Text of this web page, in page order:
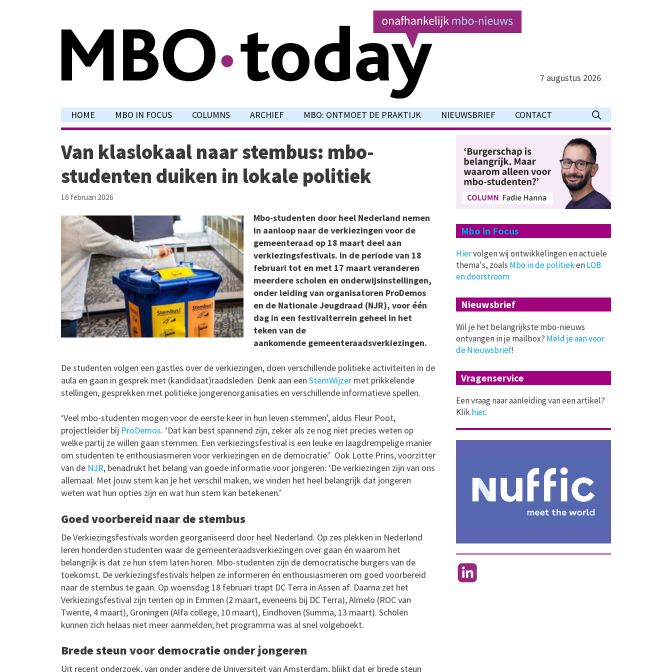
7 augustus 2026
HOME MBO IN FOCUS COLUMNS ARCHIEF MBO: ONTMOET DE PRAKTIJK NIEUWSBRIEF CONTACT
Van klaslokaal naar stembus: mbo-
studenten duiken in lokale politiek
16 februari 2026
Mbo-studenten door heel Nederland nemen
in aanloop naar de verkiezingen voor de
gemeenteraad op 18 maart deel aan
verkiezingsfestivals. In de periode van 18
februari tot en met 17 maart veranderen
meerdere scholen en onderwijsinstellingen,
onder leiding van organisatoren ProDemos
en de Nationale Jeugdraad (NJR), voor één
dag in een festivalterrein geheel in het
teken van de
aankomende gemeenteraadsverkiezingen.
De studenten volgen een gastles over de verkiezingen, doen verschillende politieke activiteiten in de
aula en gaan in gesprek met (kandidaat)raadsleden. Denk aan een StemWijzer met prikkelende
stellingen, gesprekken met politieke jongerenorganisaties en verschillende informatieve spellen.
‘Veel mbo-studenten mogen voor de eerste keer in hun leven stemmen’, aldus Fleur Poot,
projectleider bij ProDemos. ‘Dat kan best spannend zijn, zeker als ze nog niet precies weten op
welke partij ze willen gaan stemmen. Een verkiezingsfestival is een leuke en laagdrempelige manier
om studenten te enthousiasmeren voor verkiezingen en de democratie.’ Ook Lotte Prins, voorzitter
van de NJR, benadrukt het belang van goede informatie voor jongeren: ‘De verkiezingen zijn van ons
allemaal. Met jouw stem kan je het verschil maken, we vinden het heel belangrijk dat jongeren
weten wat hun opties zijn en wat hun stem kan betekenen.’
Goed voorbereid naar de stembus
De Verkiezingsfestivals worden georganiseerd door heel Nederland. Op zes plekken in Nederland
leren honderden studenten waar de gemeenteraadsverkiezingen over gaan én waarom het
belangrijk is dat ze hun stem laten horen. Mbo-studenten zijn de democratische burgers van de
toekomst. De verkiezingsfestivals helpen ze informeren én enthousiasmeren om goed voorbereid
naar de stembus te gaan. Op woensdag 18 februari trapt DC Terra in Assen af. Daarna zet het
Verkiezingsfestival zijn tenten op in Emmen (2 maart, eveneens bij DC Terra), Almelo (ROC van
Twente, 4 maart), Groningen (Alfa college, 10 maart), Eindhoven (Summa, 13 maart). Scholen
kunnen zich helaas niet meer aanmelden; het programma was al snel volgeboekt.
Brede steun voor democratie onder jongeren
Uit recent onderzoek, van onder andere de Universiteit van Amsterdam, blijkt dat er brede steun
Mbo in Focus
Hiervolgen wij ontwikkelingen en actuele
thema's, zoals Mbo in de politiekenLOB
en doorstroom
Nieuwsbrief
Wil je het belangrijkste mbo-nieuws
ontvangen in je mailbox? Meld je aan voor
de Nieuwsbrief!
Vragenservice
Een vraag naar aanleiding van een artikel?
Klikhier.